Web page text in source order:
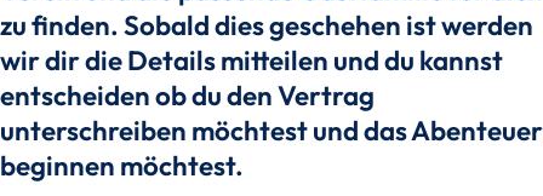
zu finden. Sobald dies geschehen ist werden
wir dir die Details mitteilen und du kannst
entscheiden ob du den Vertrag
unterschreiben möchtest und das Abenteuer
beginnen möchtest.